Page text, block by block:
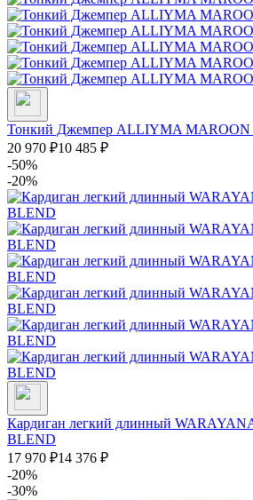
Тонкий Джемпер ALLIYMA
20 970 ₽10 485 ₽
-50%
-20%
Кардиган легкий длинный
BLEND
17 970 ₽14 376 ₽
-20%
-30%